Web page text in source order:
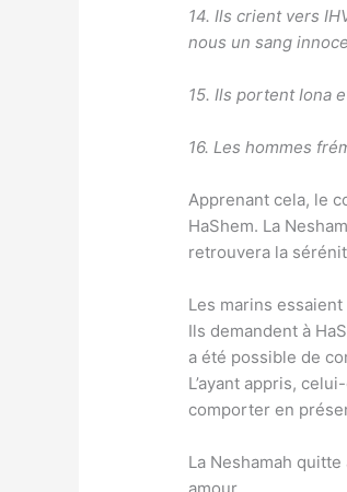
14. Ils crient vers
nous un sang
15. Ils portent Iona
16. Les hommes
Apprenant cela, le
HaShem. La
retrouvera la
Les marins
Ils demandent à
a été possible de
L’ayant appris,
comporter en
La Neshamah